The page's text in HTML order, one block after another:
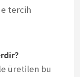
tercih
üretilen bu